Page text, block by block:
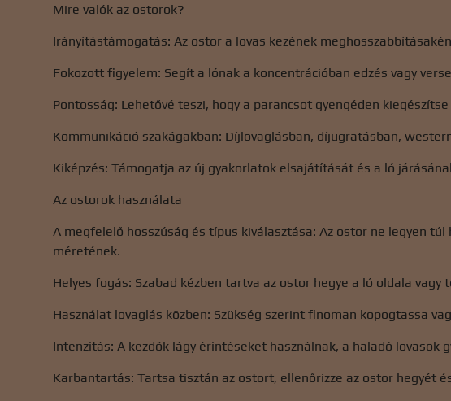
Mire valók az ostorok?
Irányítástámogatás: Az ostor a lovas kezének
Fokozott figyelem: Segít a lónak a koncentrációban edzés vagy
Pontosság: Lehetővé teszi, hogy a parancsot gyengéden
Kommunikáció szakágakban: Díjlovaglásban, díjugratásban,
Kiképzés: Támogatja az új gyakorlatok elsajátítását és a ló
Az ostorok használata
A megfelelő hosszúság és típus kiválasztása: Az ostor ne legyen
méretének.
Helyes fogás: Szabad kézben tartva az ostor hegye a ló oldala vagy
Használat lovaglás közben: Szükség szerint finoman kopogtassa
Intenzitás: A kezdők lágy érintéseket használnak, a haladó lovasok
Karbantartás: Tartsa tisztán az ostort, ellenőrizze az ostor hegyét